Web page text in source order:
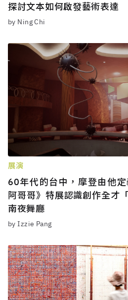
探討文本如何啟發藝術表達
by Ning Chi
展演
60年代的台中，摩登由他
阿哥哥》特展認識創作全才
南夜舞廳
by Izzie Pang